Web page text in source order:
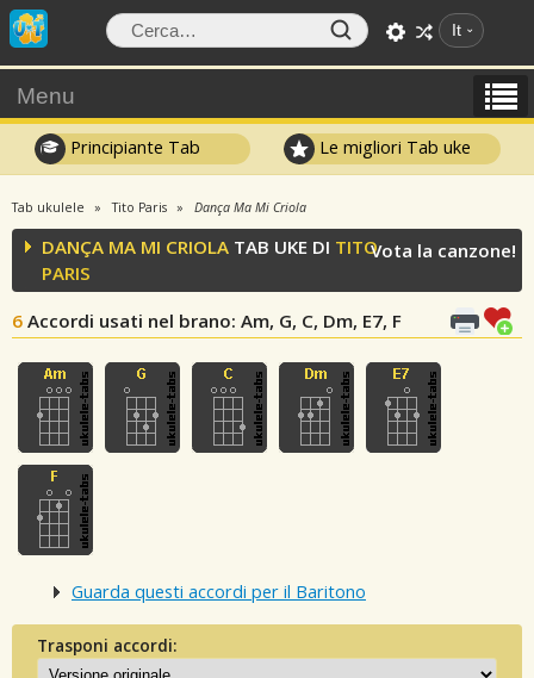
It
Menu
Principiante Tab Le migliori Tab uke
Tab ukulele Tito Paris Dança Ma Mi Criola
DANÇA MA MI CRIOLA TAB UKE DI TITO
PARIS
6 Accordi usati nel brano: Am, G, C, Dm, E7, F
Vota la canzone!
Guarda questi accordi per il Baritono
Trasponi accordi: